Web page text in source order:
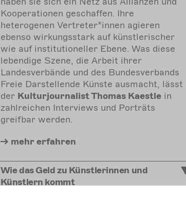
Kooperationen geschaffen. Ihre
heterogenen Vertreter*innen agieren
ebenso wirkungsstark auf künstlerischer
wie auf institutioneller Ebene. Was diese
lebendige Szene, die Arbeit ihrer
Landesverbände und des Bundesverbands
Freie Darstellende Künste ausmacht, lässt
der Kulturjournalist Thomas Kaestlein
zahlreichen Interviews und Porträts
greifbar werden.
mehr erfahren
Wie das Geld zu Künstlerinnen und
Künstlern kommt